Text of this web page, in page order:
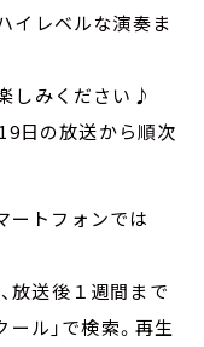
イレベルな演奏ま
しみください♪
日の放送から順次
ートフォンでは
放送後１週間まで
ール」で検索。再生